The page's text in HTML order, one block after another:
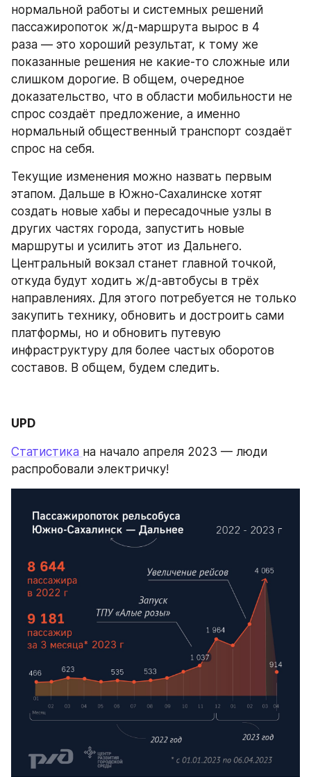
нормальной работы и системных решений
пассажиропоток ж/д-маршрута вырос в 4
раза — это хороший результат, к тому же
показанные решения не какие-то сложные или
слишком дорогие. В общем, очередное
доказательство, что в области мобильности не
спрос создаёт предложение, а именно
нормальный общественный транспорт создаёт
спрос на себя.
Текущие изменения можно назвать первым
этапом. Дальше в Южно-Сахалинске хотят
создать новые хабы и пересадочные узлы в
других частях города, запустить новые
маршруты и усилить этот из Дальнего.
Центральный вокзал станет главной точкой,
откуда будут ходить ж/д-автобусы в трёх
направлениях. Для этого потребуется не только
закупить технику, обновить и достроить сами
платформы, но и обновить путевую
инфраструктуру для более частых оборотов
составов. В общем, будем следить.
UPD
Статистика на начало апреля 2023 — люди
распробовали электричку!